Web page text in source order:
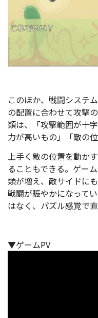
このほか、戦闘システ
の配置に合わせて攻撃
類は、「攻撃範囲が十
力が高いもの」「敵の
上手く敵の位置を動か
ることもできる。ゲー
類が増え、敵サイドに
戦闘が賑やかになって
はなく、パズル感覚で
▼ゲームPV